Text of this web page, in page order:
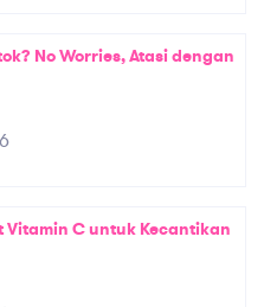
No Worries, Atasi dengan
Vitamin C untuk Kecantikan